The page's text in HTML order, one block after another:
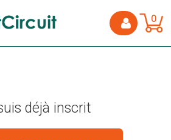
0
déjà inscrit